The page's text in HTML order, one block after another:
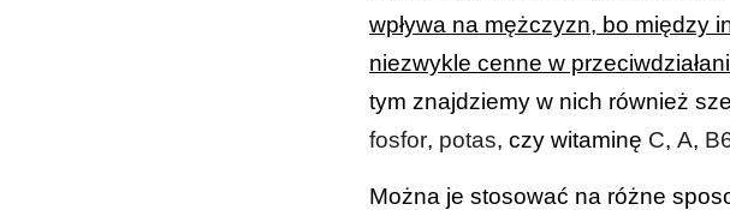
wpływa na mężczyzn, bo między
niezwykle cenne w
tym znajdziemy w nich również
fosfor, potas, czy witaminę C, A,
Można je stosować na różne